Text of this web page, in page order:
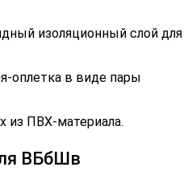
изоляционный слой для
оплетка в виде пары
из ПВХ-материала.
ВБбШв